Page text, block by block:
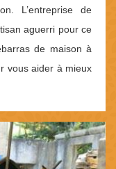
L’entreprise de
aguerri pour ce
de maison à
vous aider à mieux